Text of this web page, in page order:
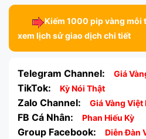
Kiếm 1000 pip vàng mỗi
xem lịch sử giao dịch chi tiết
Telegram Channel: Giá
TikTok: Kỳ Nói Thật
Zalo Channel: Giá Vàng Việt
FB Cá Nhân: Phan Hiếu Kỳ
Group Facebook: Diễn Đàn